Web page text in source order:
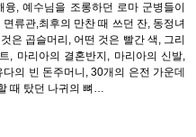
, 예수님을 조롱하던 로마 군병들이
류관,최후의 만찬 때 쓰던 잔, 동정녀
은 곱슬머리, 어떤 것은 빨간 색, 그리
, 마리아의 결혼반지, 마리아의 신발,
의 빈 돈주머니, 30개의 은전 가운데
때 탔던 나귀의 뼈…